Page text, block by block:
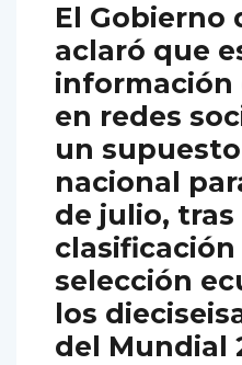
El Gobierno
aclaró que
información
en redes
un
nacional
de julio, tras
clasificación
selección
los
del Mundial